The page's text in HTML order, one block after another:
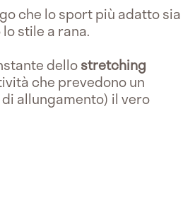
che lo sport più adatto sia
stile a rana.
dellostretching
che prevedono un
allungamento) il vero